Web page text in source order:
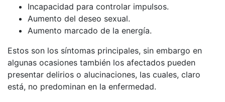
Incapacidad para controlar impulsos.
Aumento del deseo sexual.
Aumento marcado de la energía.
Estos son los síntomas principales, sin embargo en
algunas ocasiones también los afectados pueden
presentar delirios o alucinaciones, las cuales, claro
está, no predominan en la enfermedad.